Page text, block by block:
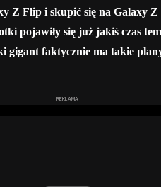
Z Flip i skupić się na Galaxy
pojawiły się już jakiś czas
gigant faktycznie ma takie
REKLAMA